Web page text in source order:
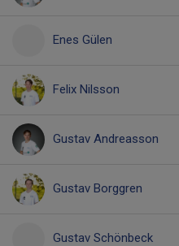
Enes Gülen
Felix Nilsson
Gustav Andreasson
Gustav Borggren
Gustav Schönbeck